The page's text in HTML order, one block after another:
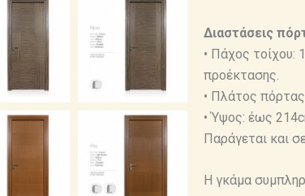
Διαστάσεις
• Πάχος τοίχου:
προέκτασης.
• Πλάτος
• Ύψος: έως
Παράγεται και
Η γκάμα